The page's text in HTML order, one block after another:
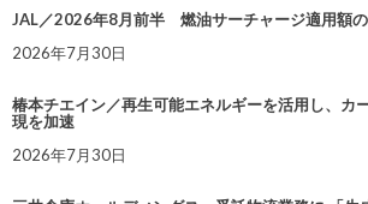
JAL／2026年8月前半 燃油サーチャージ適用額
2026年7月30日
椿本チエイン／再生可能エネルギーを活用し、カ
現を加速
2026年7月30日